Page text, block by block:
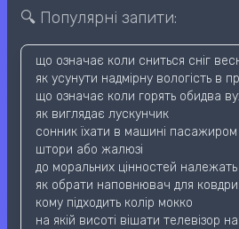
🔍 Популярні запити:
що означає коли сниться сніг
як усунути надмірну вологість в
що означає коли горять обидва
як виглядає лускунчик
сонник їхати в машині пасажиром
штори або жалюзі
до моральних цінностей належать
як обрати наповнювач для ковдри
кому підходить колір мокко
на якій висоті вішати телевізор